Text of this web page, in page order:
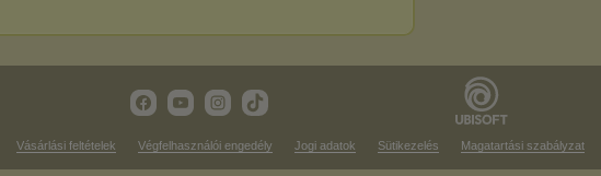
Vásárlási feltételek Végfelhasználói engedély Jogi adatok Sütikezelés Magatartási szabályzat